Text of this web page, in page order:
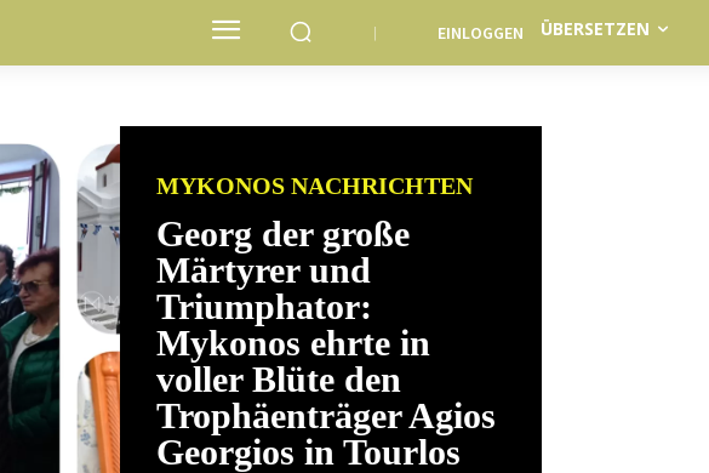
ÜBERSETZEN
EINLOGGEN
MYKONOS NACHRICHTEN
Georg der große
Märtyrer und
Triumphator:
Mykonos ehrte in
voller Blüte den
Trophäenträger Agios
Georgios in Tourlos